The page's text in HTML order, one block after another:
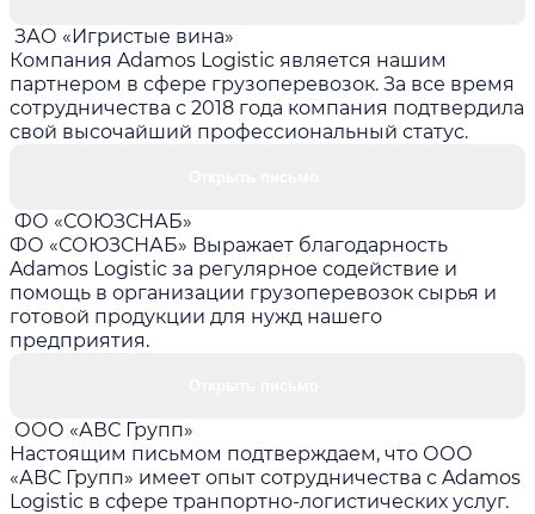
ЗАО «Игристые вина»
Компания Adamos Logistic является нашим
партнером в сфере грузоперевозок. За все время
сотрудничества с 2018 года компания подтвердила
свой высочайший профессиональный статус.
ФО «СОЮЗСНАБ»
ФО «СОЮЗСНАБ» Выражает благодарность
Adamos Logistic за регулярное содействие и
помощь в организации грузоперевозок сырья и
готовой продукции для нужд нашего
предприятия.
ООО «АВС Групп»
Настоящим письмом подтверждаем, что ООО
«АВС Групп» имеет опыт сотрудничества с Adamos
Logistic в сфере транпортно-логистических услуг.